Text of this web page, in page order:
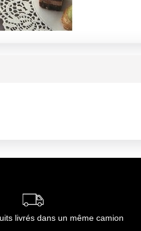
livrés dans un même camion